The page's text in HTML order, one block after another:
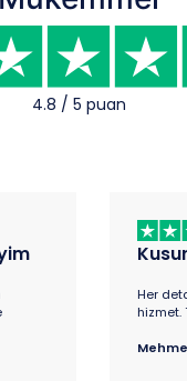
4.8 / 5 puan
Her
hizmet.